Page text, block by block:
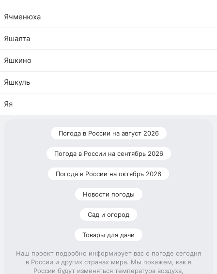
Ячменюха
Яшалта
Яшкино
Яшкуль
Яя
Погода в России на август 2026
Погода в России на сентябрь 2026
Погода в России на октябрь 2026
Новости погоды
Сад и огород
Товары для дачи
Наш проект подробно информирует вас о погоде сегодня
в России и других странах мира. Мы покажем, как в
России будут изменяться температура воздуха,